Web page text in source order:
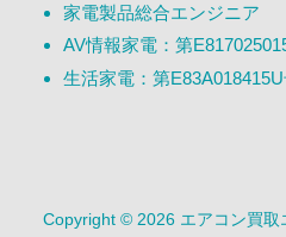
家電製品総合エンジニア
AV情報家電：第
生活家電：第
Copyright © 2026 エアコン買取